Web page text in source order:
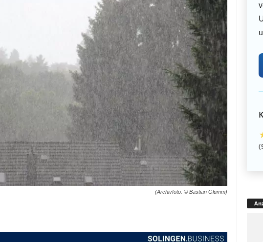
(Archivfoto: © Bastian Glumm)